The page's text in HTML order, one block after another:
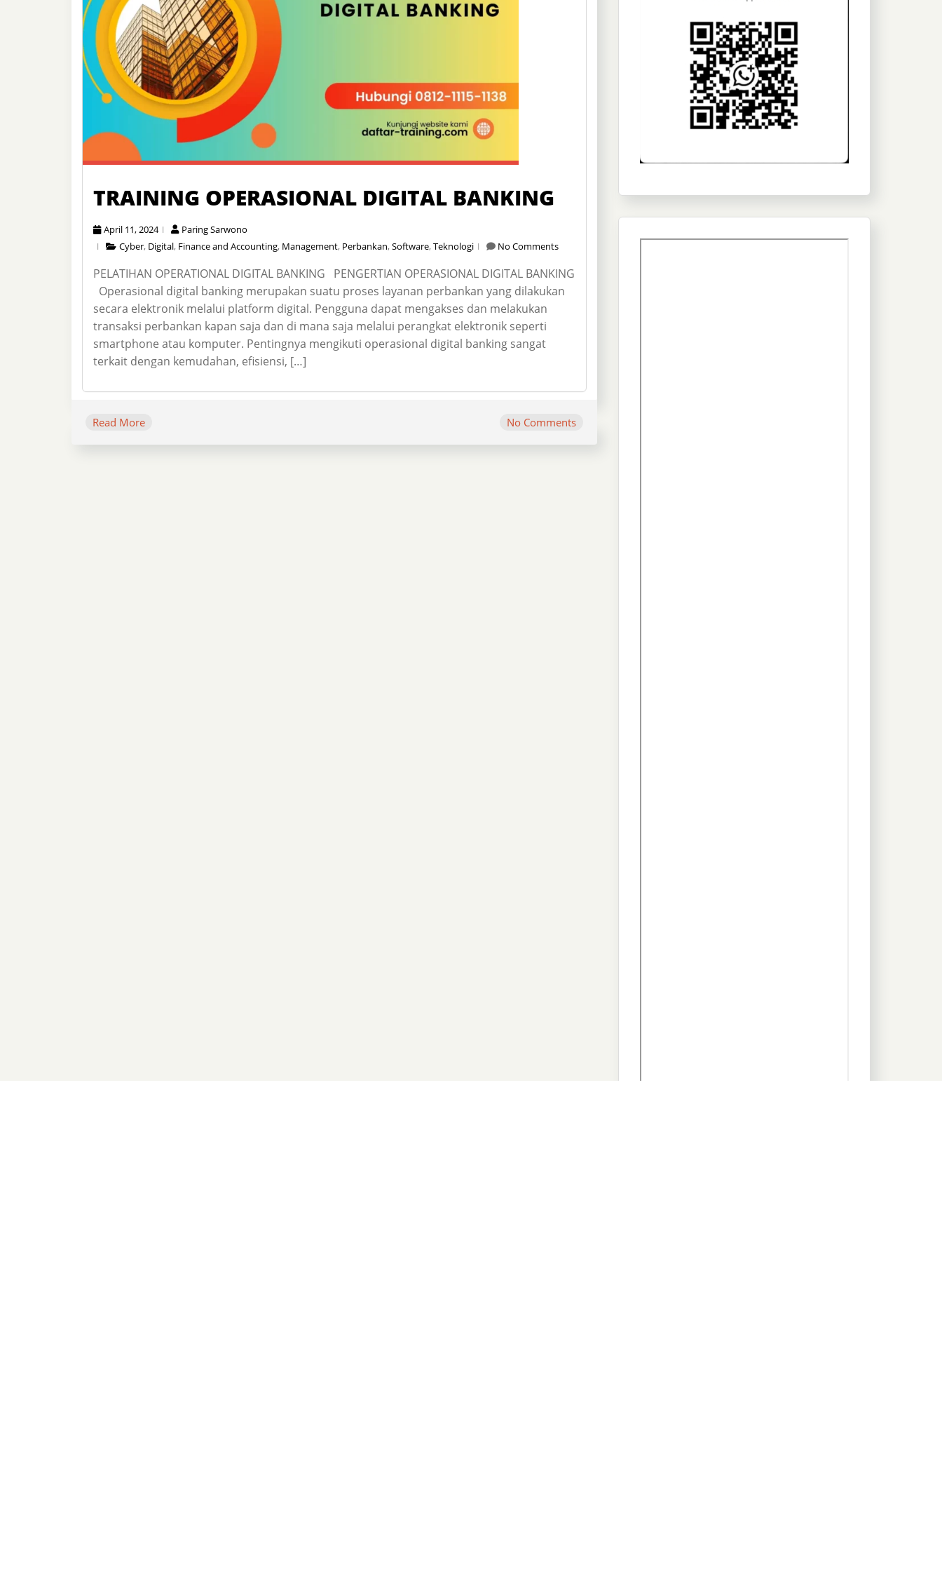
TRAINING OPERASIONAL DIGITAL BANKING
April 11, 2024
Paring Sarwono
Cyber, Digital, Finance and Accounting, Management, Perbankan,Software,Teknologi No Comments
PELATIHAN OPERATIONAL DIGITAL BANKING PENGERTIAN OPERASIONAL DIGITAL BANKING
Operasional digital banking merupakan suatu proses layanan perbankan yang dilakukan
secara elektronik melalui platform digital. Pengguna dapat mengakses dan melakukan
transaksi perbankan kapan saja dan di mana saja melalui perangkat elektronik seperti
smartphone atau komputer. Pentingnya mengikuti operasional digital banking sangat
terkait dengan kemudahan, efisiensi, […]
Read More No Comments